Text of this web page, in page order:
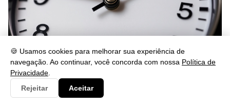
🍪 Usamos cookies para melhorar sua experiência de
navegação. Ao continuar, você concorda com nossa Política de
Privacidade
Rejeitar
Aceitar
Significado das horas 15:15: veja o que isso revela
18/05/2026 às 21:38